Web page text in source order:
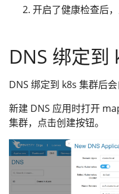
开启了健康检查后
DNS 绑定到
DNS 绑定到 k8s 集群后
新建 DNS 应用时打开
集群，点击创建按钮。